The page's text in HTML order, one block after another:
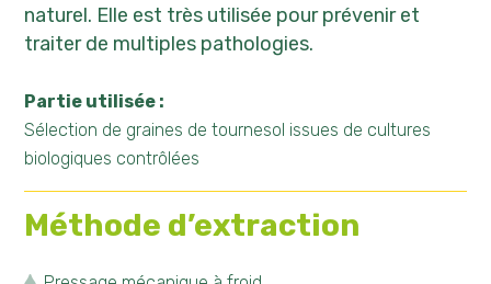
naturel. Elle est très utilisée pour prévenir et
traiter de multiples pathologies.
Partie utilisée :
Sélection de graines de tournesol issues de cultures
biologiques contrôlées
Méthode d’extraction